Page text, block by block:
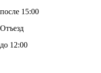
после 15:00
Отъезд
до 12:00